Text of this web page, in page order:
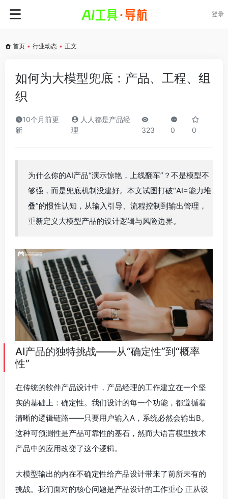
登录
首页 • 行业动态 • 正文
如何为大模型兜底：产品、工程、组
织
10个月前更
新
人人都是产品经
理
323 0 0
为什么你的AI产品“演示惊艳，上线翻车”？不是模型不
够强，而是兜底机制没建好。本文试图打破“AI=能力堆
叠”的惯性认知，从输入引导、流程控制到输出管理，
重新定义大模型产品的设计逻辑与风险边界。
AI产品的独特挑战——从“确定性”到“概率
性”
在传统的软件产品设计中，产品经理的工作建立在一个坚
实的基础上：确定性。我们设计的每一个功能，都遵循着
清晰的逻辑链路——只要用户输入A，系统必然会输出B。
这种可预测性是产品可靠性的基石，然而大语言模型技术
产品中的应用改变了这个逻辑。
大模型输出的内在不确定性给产品设计带来了前所未有的
挑战。我们面对的核心问题是产品设计的工作重心 正从设